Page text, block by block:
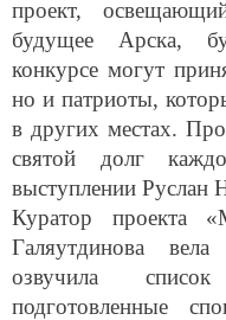
проект,
будущее Арска,
конкурсе могут
но и патриоты,
в других местах.
святой долг
выступлении Руслан
Куратор проекта
Галяутдинова
озвучила
подготовленные